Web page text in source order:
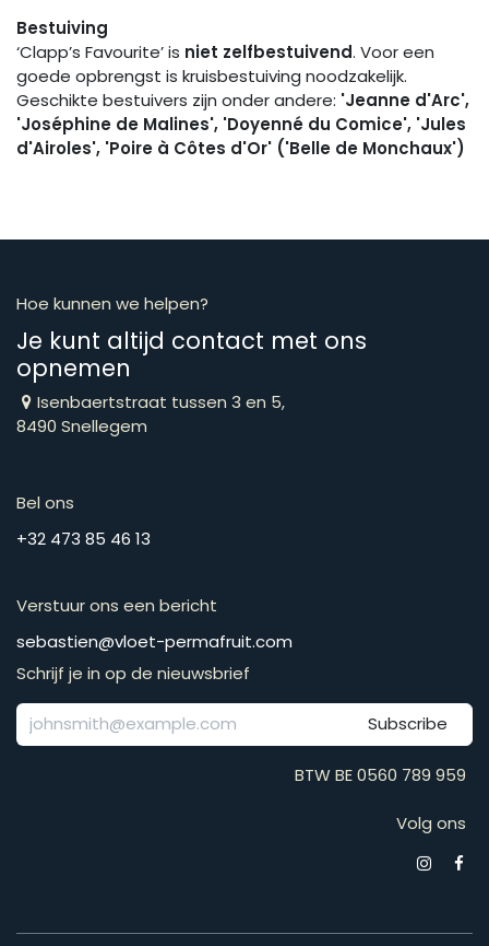
Bestuiving
‘Clapp’s Favourite’ is niet zelfbestuivend. Voor een
goede opbrengst is kruisbestuiving noodzakelijk.
Geschikte bestuivers zijn onder andere: 'Jeanne d'Arc',
'Joséphine de Malines', 'Doyenné du Comice', 'Jules
d'Airoles', 'Poire à Côtes d'Or' ('Belle de Monchaux')
Hoe kunnen we helpen?
Je kunt altijd contact met ons
opnemen
Isenbaertstraat tussen 3 en 5,
8490 Snellegem
Bel ons
​​​​​​​​​​​​​​​​​​​​​​​+​3​2​ ​4​7​3​ ​8​5​ ​4​6​ ​1​3
Verstuur ons een bericht
​​​​​​​​​​​​​​​​​​​​​​​​​​​​s​e​b​a​s​t​i​e​n​@​v​l​o​e​t​-​p​e​r​m​a​f​r​u​it​.​c​o​m
Schrijf je in op de nieuwsbrief
Subscribe
BTW BE 0560 789 959
Volg ons